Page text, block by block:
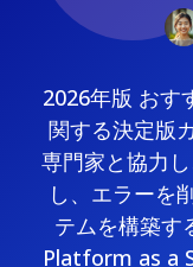
2026年版 おす
関する決定版
専門家と協力
し、エラーを
テムを構築
Platform as a